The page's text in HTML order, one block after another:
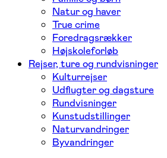
Natur og haver
True crime
Foredragsrækker
Højskoleforløb
Rejser, ture og rundvisninger
Kulturrejser
Udflugter og dagsture
Rundvisninger
Kunstudstillinger
Naturvandringer
Byvandringer